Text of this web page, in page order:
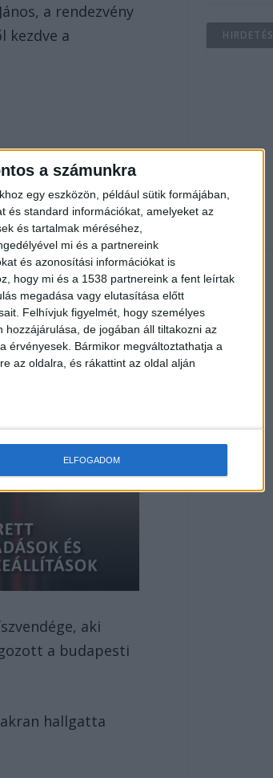
a számunkra
egy eszközön, például sütik formájában,
és standard információkat, amelyeket az
és tartalmak méréséhez,
mi és a partnereink
és azonosítási információkat is
hogy mi és a 1538 partnereink a fent leírtak
megadása vagy elutasítása előtt
Felhívjuk figyelmét, hogy személyes
de jogában áll tiltakozni az
érvényesek. Bármikor megváltoztathatja a
az oldalra, és rákattint az oldal alján
ELFOGADOM
a rendezvény
kezdve a
két nap alatt
aki
a budapesti
hallgatta
HIRDETÉS